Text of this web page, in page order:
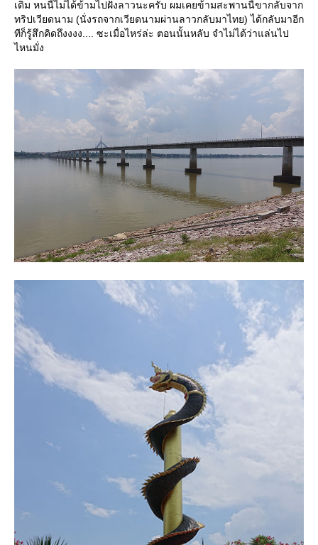
เดิม หนนี้ไม่ได้ข้ามไปฝั่งลาวนะครับ ผมเคยข้ามสะพานนี้ขากลับจาก
ทริปเวียดนาม (นั่งรถจากเวียดนามผ่านลาวกลับมาไทย) ได้กลับมาอีก
ทีก็รู้สึกคิดถึงงงง.... ซะเมื่อไหร่ล่ะ ตอนนั้นหลับ จำไม่ได้ว่าแล่นไป
ไหนมั่ง